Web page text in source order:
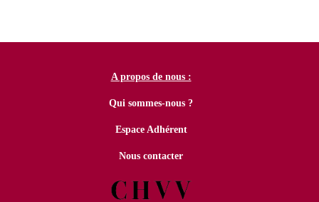
A propos de nous :
Qui sommes-nous ?
Espace Adhérent
Nous contacter